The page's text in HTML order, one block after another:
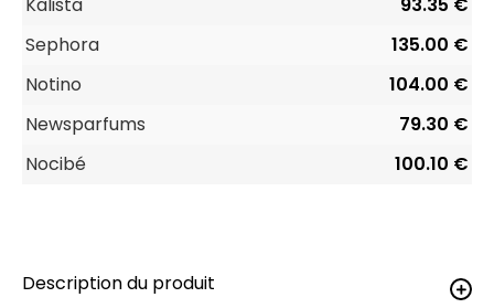
Sephora
135.00 €
Notino
104.00 €
Newsparfums
79.30 €
Nocibé
100.10 €
Description du produit